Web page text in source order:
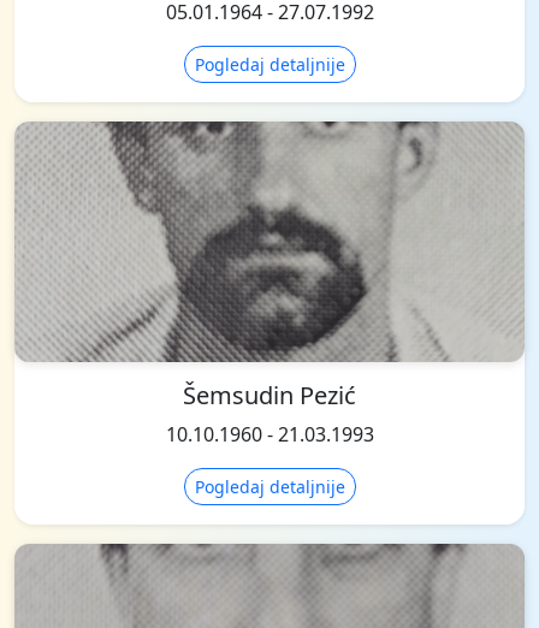
05.01.1964 - 27.07.1992
Pogledaj detaljnije
Šemsudin Pezić
10.10.1960 - 21.03.1993
Pogledaj detaljnije